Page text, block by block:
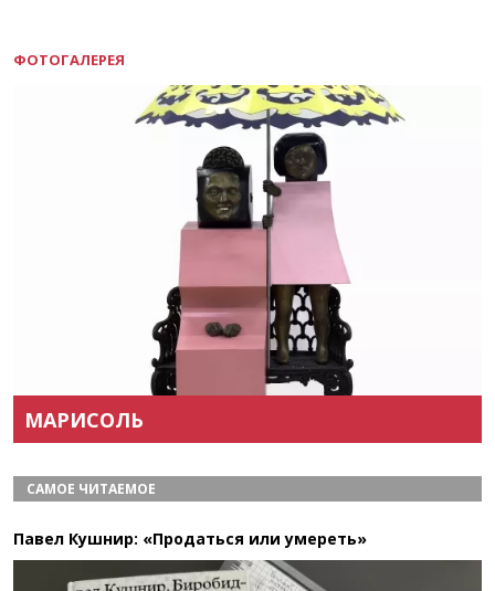
ФОТОГАЛЕРЕЯ
МАРИСОЛЬ
САМОЕ ЧИТАЕМОЕ
Павел Кушнир: «Продаться или умереть»